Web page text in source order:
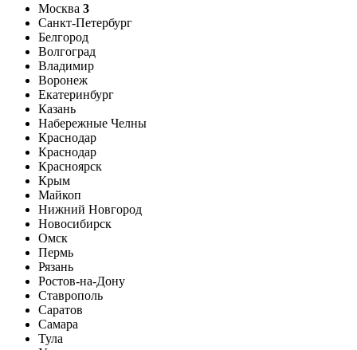
Москва 3
Санкт-Петербург
Белгород
Волгоград
Владимир
Воронеж
Екатеринбург
Казань
Набережные Челны
Краснодар
Краснодар
Красноярск
Крым
Майкоп
Нижний Новгород
Новосибирск
Омск
Пермь
Рязань
Ростов-на-Дону
Ставрополь
Саратов
Самара
Тула